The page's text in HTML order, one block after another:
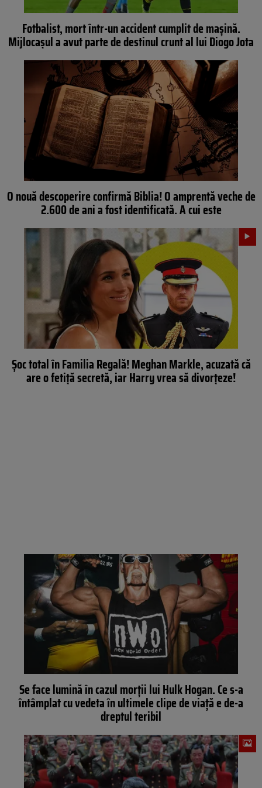
Fotbalist, mort într-un accident cumplit de mașină.
Mijlocașul a avut parte de destinul crunt al lui Diogo Jota
O nouă descoperire confirmă Biblia! O amprentă veche de
2.600 de ani a fost identificată. A cui este
Șoc total în Familia Regală! Meghan Markle, acuzată că
are o fetiță secretă, iar Harry vrea să divorțeze!
Se face lumină în cazul morții lui Hulk Hogan. Ce s-a
întâmplat cu vedeta în ultimele clipe de viață e de-a
dreptul teribil